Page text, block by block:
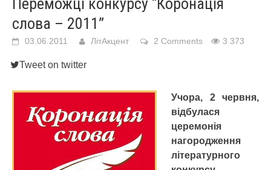
Переможці конкурсу “Коронація
слова – 2011”
03.06.2011 ЛітАкцент 2 Comments 3 373
Tweet on twitter
Учора, 2 червня,
відбулася
церемонія
нагородження
літературного